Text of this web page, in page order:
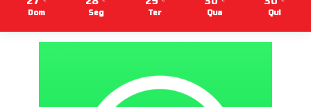
Dom Seg Ter Qua Qui